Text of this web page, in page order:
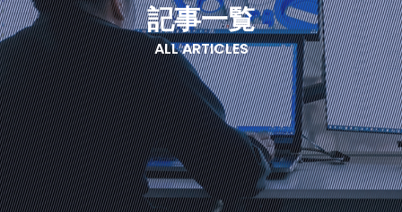
記事一覧
ALL ARTICLES